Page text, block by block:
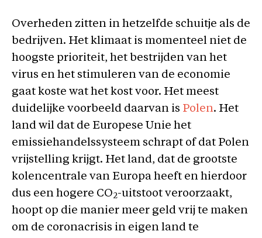
Overheden zitten in hetzelfde schuitje als de
bedrijven. Het klimaat is momenteel niet de
hoogste prioriteit, het bestrijden van het
virus en het stimuleren van de economie
gaat koste wat het kost voor. Het meest
duidelijke voorbeeld daarvan is Polen. Het
land wil dat de Europese Unie het
emissiehandelssysteem schrapt of dat Polen
vrijstelling krijgt. Het land, dat de grootste
kolencentrale van Europa heeft en hierdoor
dus een hogere CO2-uitstoot veroorzaakt,
hoopt op die manier meer geld vrij te maken
om de coronacrisis in eigen land te